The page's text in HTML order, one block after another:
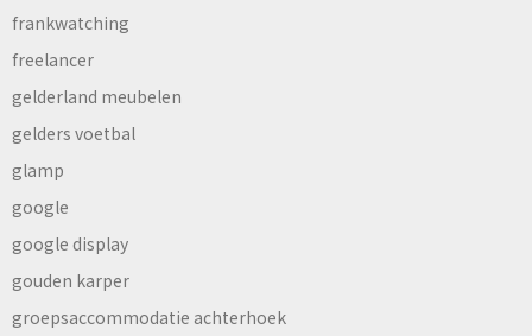
frankwatching
freelancer
gelderland meubelen
gelders voetbal
glamp
google
google display
gouden karper
groepsaccommodatie achterhoek